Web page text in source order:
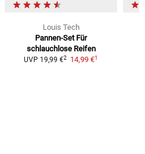
Louis Tech
Pannen-Set Für
schlauchlose Reifen
UVP 19,99 €2 14,99 €1